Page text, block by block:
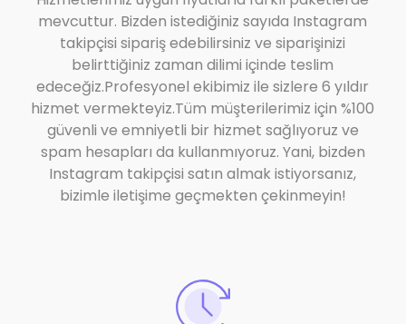
mevcuttur. Bizden istediğiniz sayıda Instagram
takipçisi sipariş edebilirsiniz ve siparişinizi
belirttiğiniz zaman dilimi içinde teslim
edeceğiz.Profesyonel ekibimiz ile sizlere 6 yıldır
hizmet vermekteyiz.Tüm müşterilerimiz için %100
güvenli ve emniyetli bir hizmet sağlıyoruz ve
spam hesapları da kullanmıyoruz. Yani, bizden
Instagram takipçisi satın almak istiyorsanız,
bizimle iletişime geçmekten çekinmeyin!